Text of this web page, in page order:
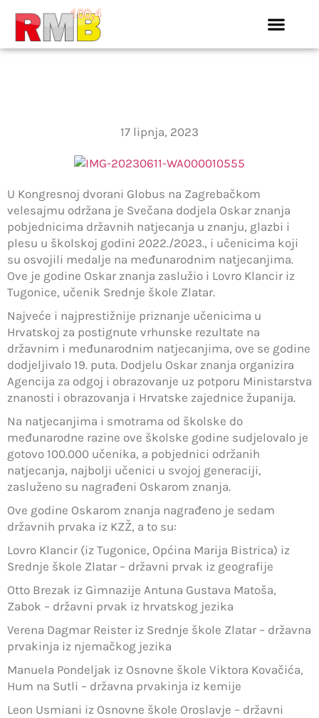
17 lipnja, 2023
U Kongresnoj dvorani Globus na Zagrebačkom
velesajmu održana je Svečana dodjela Oskar znanja
pobjednicima državnih natjecanja u znanju, glazbi i
plesu u školskoj godini 2022./2023., i učenicima koji
su osvojili medalje na međunarodnim natjecanjima.
Ove je godine Oskar znanja zaslužio i Lovro Klancir iz
Tugonice, učenik Srednje škole Zlatar.
Najveće i najprestižnije priznanje učenicima u
Hrvatskoj za postignute vrhunske rezultate na
državnim i međunarodnim natjecanjima, ove se godine
dodjeljivalo 19. puta. Dodjelu Oskar znanja organizira
Agencija za odgoj i obrazovanje uz potporu Ministarstva
znanosti i obrazovanja i Hrvatske zajednice županija.
Na natjecanjima i smotrama od školske do
međunarodne razine ove školske godine sudjelovalo je
gotovo 100.000 učenika, a pobjednici održanih
natjecanja, najbolji učenici u svojoj generaciji,
zasluženo su nagrađeni Oskarom znanja.
Ove godine Oskarom znanja nagrađeno je sedam
državnih prvaka iz KZŽ, a to su:
Lovro Klancir (iz Tugonice, Općina Marija Bistrica) iz
Srednje škole Zlatar – državni prvak iz geografije
Otto Brezak iz Gimnazije Antuna Gustava Matoša,
Zabok – državni prvak iz hrvatskog jezika
Verena Dagmar Reister iz Srednje škole Zlatar – državna
prvakinja iz njemačkog jezika
Manuela Pondeljak iz Osnovne škole Viktora Kovačića,
Hum na Sutli – državna prvakinja iz kemije
Leon Usmiani iz Osnovne škole Oroslavje – državni